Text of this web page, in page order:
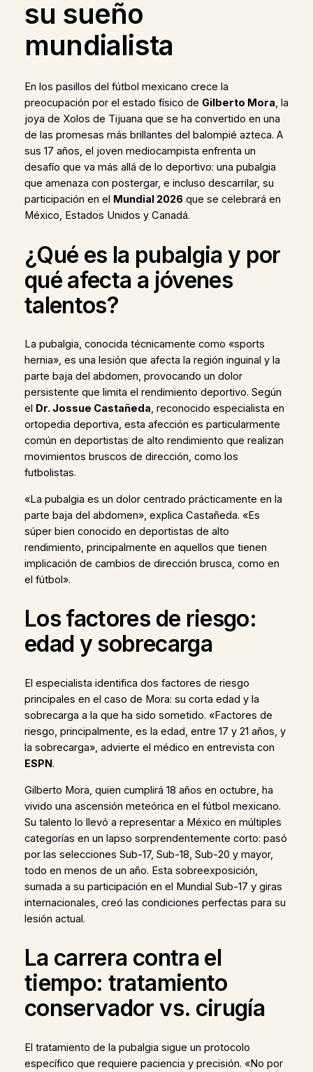
su sueño
mundialista
En los pasillos del fútbol mexicano crece la
preocupación por el estado físico de Gilberto Mora, la
joya de Xolos de Tijuana que se ha convertido en una
de las promesas más brillantes del balompié azteca. A
sus 17 años, el joven mediocampista enfrenta un
desafío que va más allá de lo deportivo: una pubalgia
que amenaza con postergar, e incluso descarrilar, su
participación en el Mundial 2026que se celebrará en
México, Estados Unidos y Canadá.
¿Qué es la pubalgia y por
qué afecta a jóvenes
talentos?
La pubalgia, conocida técnicamente como «sports
hernia», es una lesión que afecta la región inguinal y la
parte baja del abdomen, provocando un dolor
persistente que limita el rendimiento deportivo. Según
el Dr. Jossue Castañeda, reconocido especialista en
ortopedia deportiva, esta afección es particularmente
común en deportistas de alto rendimiento que realizan
movimientos bruscos de dirección, como los
futbolistas.
«La pubalgia es un dolor centrado prácticamente en la
parte baja del abdomen», explica Castañeda. «Es
súper bien conocido en deportistas de alto
rendimiento, principalmente en aquellos que tienen
implicación de cambios de dirección brusca, como en
el fútbol».
Los factores de riesgo:
edad y sobrecarga
El especialista identifica dos factores de riesgo
principales en el caso de Mora: su corta edad y la
sobrecarga a la que ha sido sometido. «Factores de
riesgo, principalmente, es la edad, entre 17 y 21 años, y
la sobrecarga», advierte el médico en entrevista con
ESPN.
Gilberto Mora, quien cumplirá 18 años en octubre, ha
vivido una ascensión meteórica en el fútbol mexicano.
Su talento lo llevó a representar a México en múltiples
categorías en un lapso sorprendentemente corto: pasó
por las selecciones Sub-17, Sub-18, Sub-20 y mayor,
todo en menos de un año. Esta sobreexposición,
sumada a su participación en el Mundial Sub-17 y giras
internacionales, creó las condiciones perfectas para su
lesión actual.
La carrera contra el
tiempo: tratamiento
conservador vs. cirugía
El tratamiento de la pubalgia sigue un protocolo
específico que requiere paciencia y precisión. «No por